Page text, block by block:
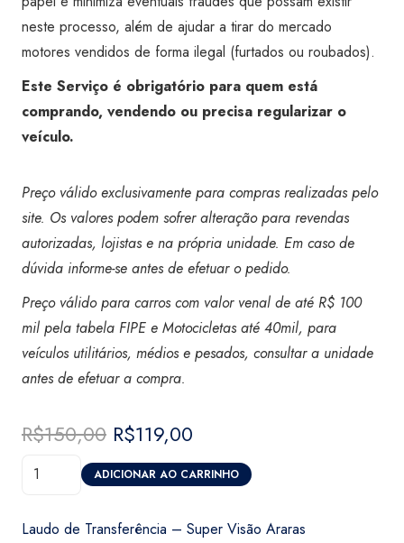
neste processo, além de ajudar a tirar do mercado
motores vendidos de forma ilegal (furtados ou roubados).
Este Serviço é obrigatório para quem está
comprando, vendendo ou precisa regularizar o
veículo.
Preço válido exclusivamente para compras realizadas pelo
site. Os valores podem sofrer alteração para revendas
autorizadas, lojistas e na própria unidade. Em caso de
dúvida informe-se antes de efetuar o pedido.
Preço válido para carros com valor venal de até R$ 100
mil pela tabela FIPE e Motocicletas até 40mil, para
veículos utilitários, médios e pesados, consultar a unidade
antes de efetuar a compra.
R$150,00 O
preço
original
R$150,00.
R$119,00
preço
atual
R$119,00.
Laudo
Transferência
ADICIONAR AO CARRINHO
Laudo de Transferência – Super Visão Araras